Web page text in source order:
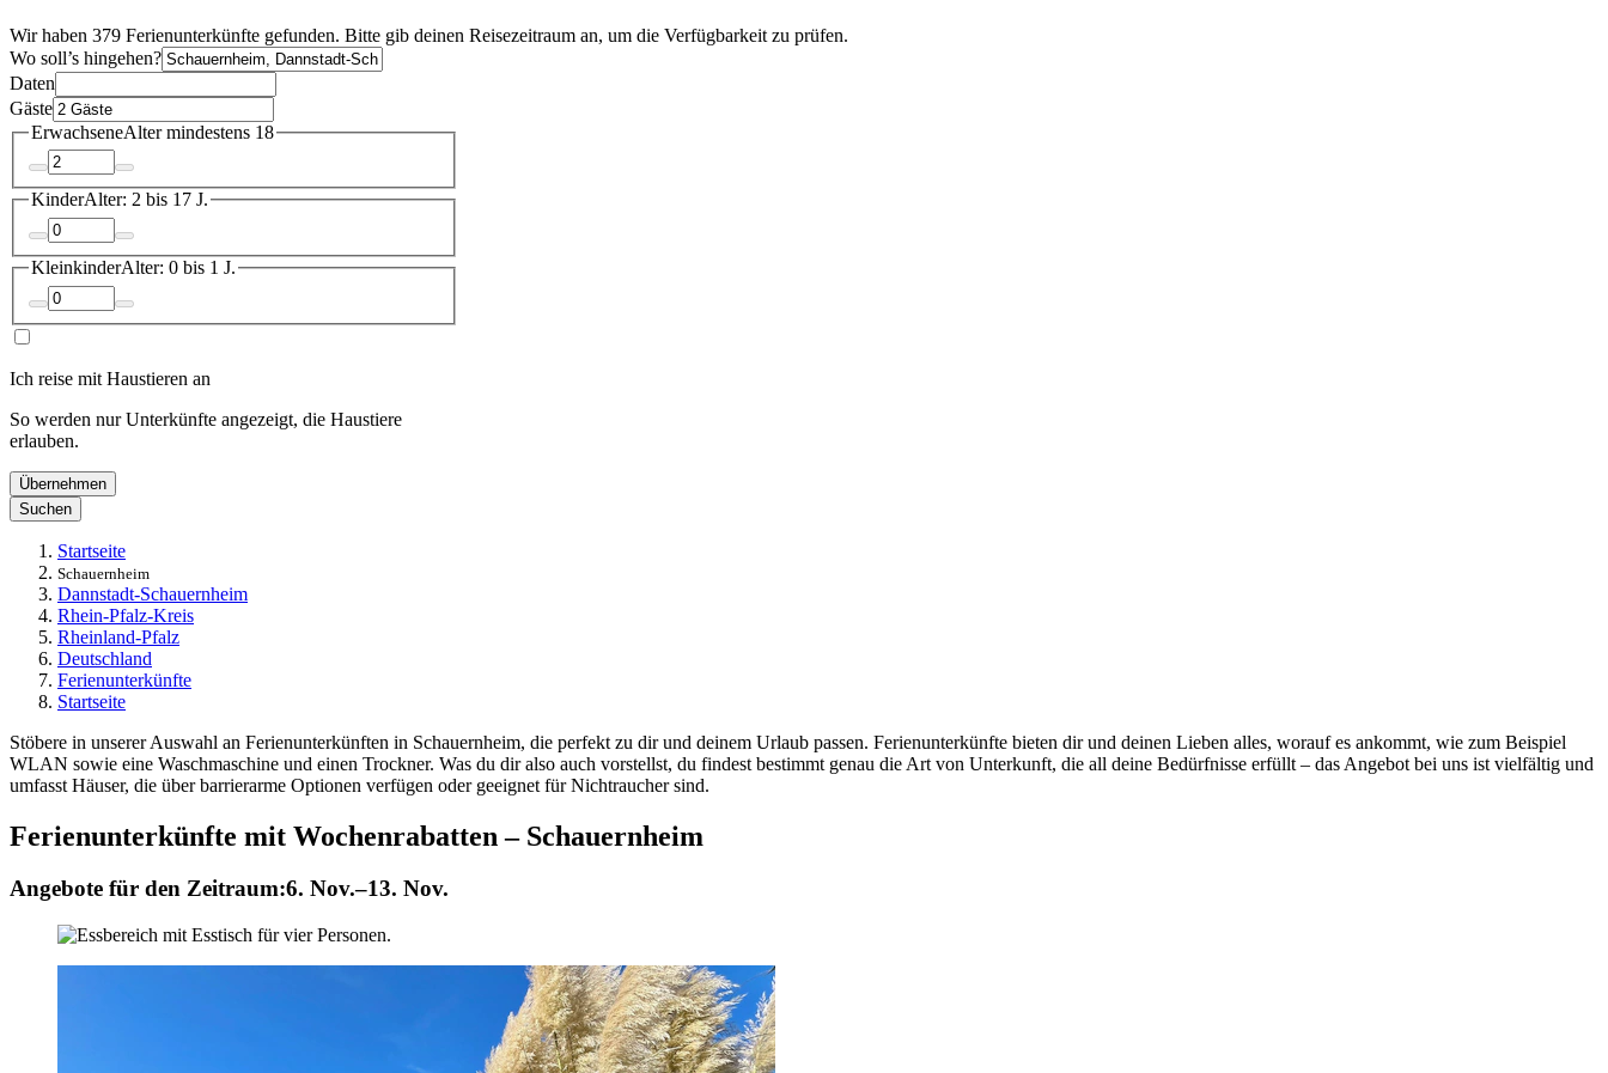
Wir haben 379 Ferienunterkünfte gefunden. Bitte gib deinen Reisezeitraum an, um die Verfügbarkeit zu prüfen.
Wo soll’s hingehen?
Daten
Gäste
ErwachseneAlter mindestens 18
KinderAlter: 2 bis 17 J.
KleinkinderAlter: 0 bis 1 J.
Ich reise mit Haustieren an
So werden nur Unterkünfte angezeigt, die Haustiere
erlauben.
Übernehmen
Suchen
Startseite
Schauernheim
Dannstadt-Schauernheim
Rhein-Pfalz-Kreis
Rheinland-Pfalz
Deutschland
Ferienunterkünfte
Startseite
Stöbere in unserer Auswahl an Ferienunterkünften in Schauernheim, die perfekt zu dir und deinem Urlaub passen. Ferienunterkünfte bieten dir und deinen Lieben alles, worauf es ankommt, wie zum Beispiel
WLAN sowie eine Waschmaschine und einen Trockner. Was du dir also auch vorstellst, du findest bestimmt genau die Art von Unterkunft, die all deine Bedürfnisse erfüllt – das Angebot bei uns ist vielfältig und
umfasst Häuser, die über barrierarme Optionen verfügen oder geeignet für Nichtraucher sind.
Ferienunterkünfte mit Wochenrabatten – Schauernheim
Angebote für den Zeitraum:6. Nov.–13. Nov.